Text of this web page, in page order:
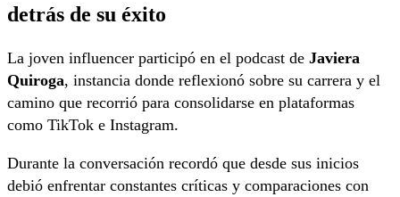
detrás de su éxito
La joven influencer participó en el podcast de Javiera
Quiroga, instancia donde reflexionó sobre su carrera y el
camino que recorrió para consolidarse en plataformas
como TikTok e Instagram.
Durante la conversación recordó que desde sus inicios
debió enfrentar constantes críticas y comparaciones con